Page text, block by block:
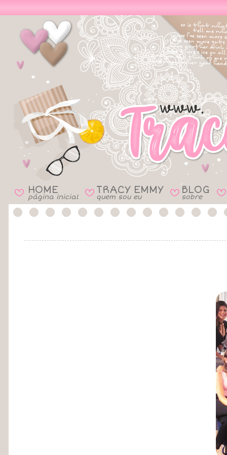
B HOME
página inicial B TRACY EMMY
quem sou eu B BLOG
sobre B